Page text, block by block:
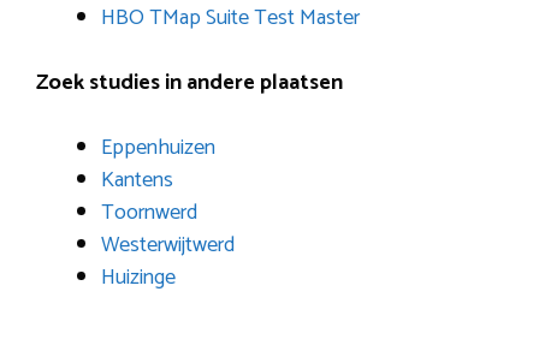
HBO TMap Suite Test Master
Zoek studies in andere plaatsen
Eppenhuizen
Kantens
Toornwerd
Westerwijtwerd
Huizinge